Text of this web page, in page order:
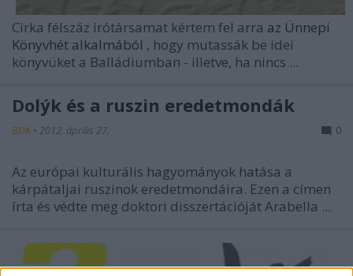
Cirka félszáz írótársamat kértem fel arra az Ünnepi
Könyvhét alkalmából , hogy mutassák be idei
könyvüket a Balládiumban - illetve, ha nincs ...
Dolýk és a ruszin eredetmondák
BDK • 2012. április 27. 0
Az európai kulturális hagyományok hatása a
kárpátaljai ruszinok eredetmondáira. Ezen a címen
írta és védte meg doktori disszertációját Arabella ...